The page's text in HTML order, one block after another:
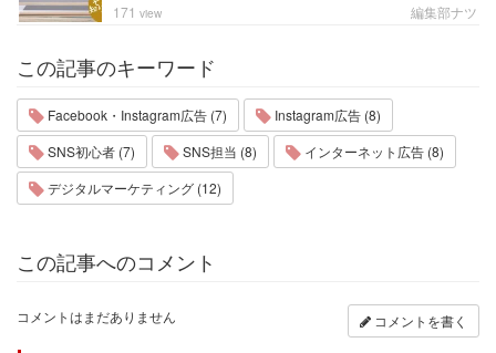
編集部ナツ
171 view
この記事のキーワード
Facebook・Instagram広告 (7)
Instagram広告 (8)
SNS初心者 (7)
SNS担当 (8)
インターネット広告 (8)
デジタルマーケティング (12)
この記事へのコメント
コメントはまだありません コメントを書く